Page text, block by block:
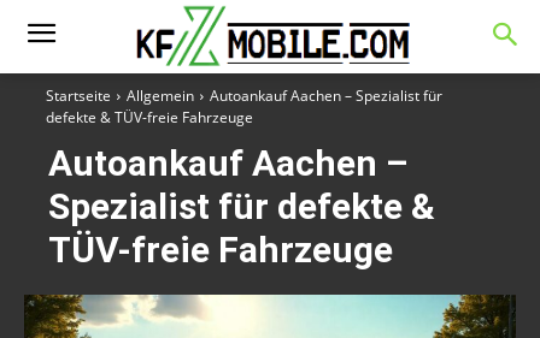
Startseite Allgemein
Autoankauf Aachen – Spezialist für
defekte & TÜV-freie Fahrzeuge
Autoankauf Aachen –
Spezialist für defekte &
TÜV-freie Fahrzeuge